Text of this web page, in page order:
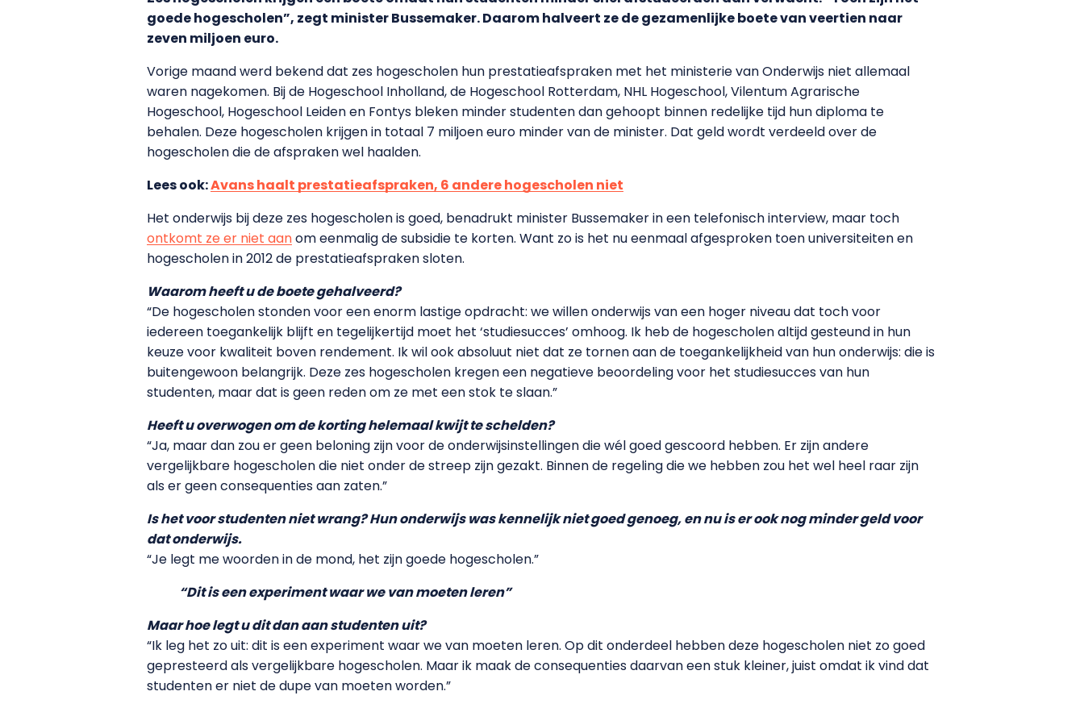
goede hogescholen”, zegt minister Bussemaker. Daarom halveert ze de gezamenlijke boete van veertien naar
zeven miljoen euro.
Vorige maand werd bekend dat zes hogescholen hun prestatieafspraken met het ministerie van Onderwijs niet allemaal
waren nagekomen. Bij de Hogeschool Inholland, de Hogeschool Rotterdam, NHL Hogeschool, Vilentum Agrarische
Hogeschool, Hogeschool Leiden en Fontys bleken minder studenten dan gehoopt binnen redelijke tijd hun diploma te
behalen. Deze hogescholen krijgen in totaal 7 miljoen euro minder van de minister. Dat geld wordt verdeeld over de
hogescholen die de afspraken wel haalden.
Lees ook:Avans haalt prestatieafspraken, 6 andere hogescholen niet
Het onderwijs bij deze zes hogescholen is goed, benadrukt minister Bussemaker in een telefonisch interview, maar toch
ontkomt ze er niet aanom eenmalig de subsidie te korten. Want zo is het nu eenmaal afgesproken toen universiteiten en
hogescholen in 2012 de prestatieafspraken sloten.
Waarom heeft u de boete gehalveerd?
“De hogescholen stonden voor een enorm lastige opdracht: we willen onderwijs van een hoger niveau dat toch voor
iedereen toegankelijk blijft en tegelijkertijd moet het ‘studiesucces’ omhoog. Ik heb de hogescholen altijd gesteund in hun
keuze voor kwaliteit boven rendement. Ik wil ook absoluut niet dat ze tornen aan de toegankelijkheid van hun onderwijs: die is
buitengewoon belangrijk. Deze zes hogescholen kregen een negatieve beoordeling voor het studiesucces van hun
studenten, maar dat is geen reden om ze met een stok te slaan.”
Heeft u overwogen om de korting helemaal kwijt te schelden?
“Ja, maar dan zou er geen beloning zijn voor de onderwijsinstellingen die wél goed gescoord hebben. Er zijn andere
vergelijkbare hogescholen die niet onder de streep zijn gezakt. Binnen de regeling die we hebben zou het wel heel raar zijn
als er geen consequenties aan zaten.”
Is het voor studenten niet wrang? Hun onderwijs was kennelijk niet goed genoeg, en nu is er ook nog minder geld voor
dat onderwijs.
“Je legt me woorden in de mond, het zijn goede hogescholen.”
“Dit is een experiment waar we van moeten leren”
Maar hoe legt u dit dan aan studenten uit?
“Ik leg het zo uit: dit is een experiment waar we van moeten leren. Op dit onderdeel hebben deze hogescholen niet zo goed
gepresteerd als vergelijkbare hogescholen. Maar ik maak de consequenties daarvan een stuk kleiner, juist omdat ik vind dat
studenten er niet de dupe van moeten worden.”